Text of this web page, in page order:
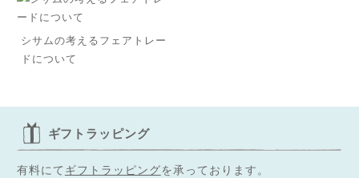
シサムの考えるフェアトレー
ドについて
ギフトラッピング
有料にて ギフトラッピングを承っております。